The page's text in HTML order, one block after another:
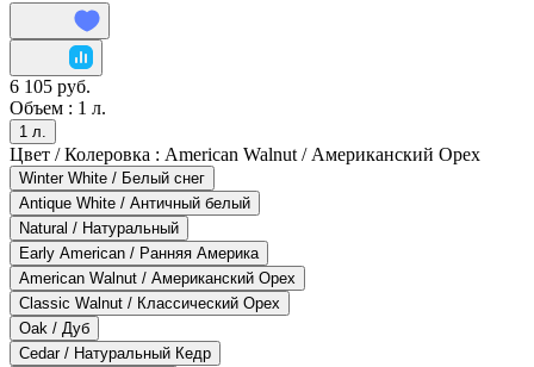
6 105 руб.
Объем : 1 л.
1 л.
Цвет / Колеровка : American Walnut / Американский Орех
Winter White / Белый снег
Antique White / Античный белый
Natural / Натуральный
Early American / Ранняя Америка
American Walnut / Американский Орех
Classic Walnut / Классический Орех
Oak / Дуб
Cedar / Натуральный Кедр